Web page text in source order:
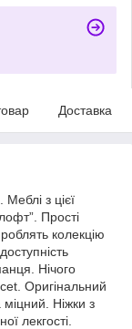
Доставка
з цієї
Прості
колекцію
Нічого
Оригінальний
Ніжки з
лекгості.